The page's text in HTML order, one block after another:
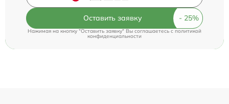
Оставить заявку
Нажимая на кнопку "Оставить заявку" Вы соглашаетесь cполитикой
конфиденциальности